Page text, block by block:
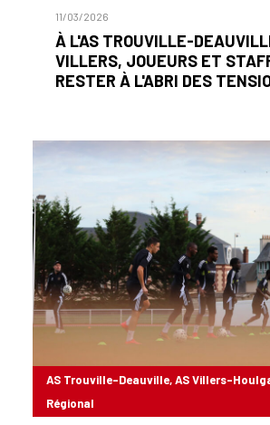
11/03/2026
À L'AS TROUVILLE-
VILLERS, JOUEURS ET
RESTER À L'ABRI DES
AS Trouville-Deauville, AS Villers-
Régional
15/10/2025